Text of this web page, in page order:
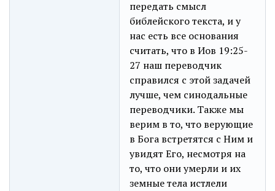
передать смысл
библейского текста, и у
нас есть все основания
считать, что в Иов 19:25-
27 наш переводчик
справился с этой задачей
лучше, чем синодальные
переводчики. Также мы
верим в то, что верующие
в Бога встретятся с Ним и
увидят Его, несмотря на
то, что они умерли и их
земные тела истлели